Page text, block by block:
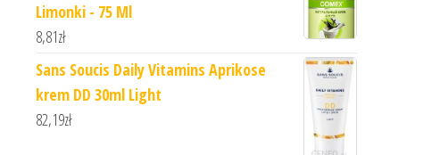
Limonki - 75 Ml
8,81zł
Sans Soucis Daily Vitamins Aprikose
krem DD 30ml Light
82,19zł